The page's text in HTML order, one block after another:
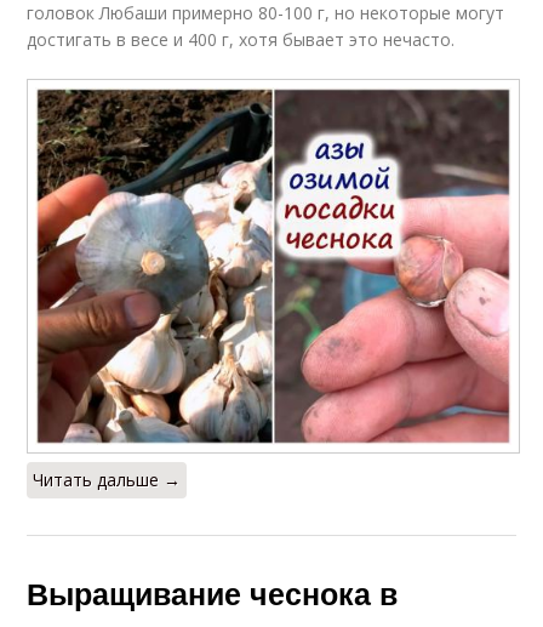
головок Любаши примерно 80-100 г, но некоторые могут
достигать в весе и 400 г, хотя бывает это нечасто.
Читать дальше →
Выращивание чеснока в